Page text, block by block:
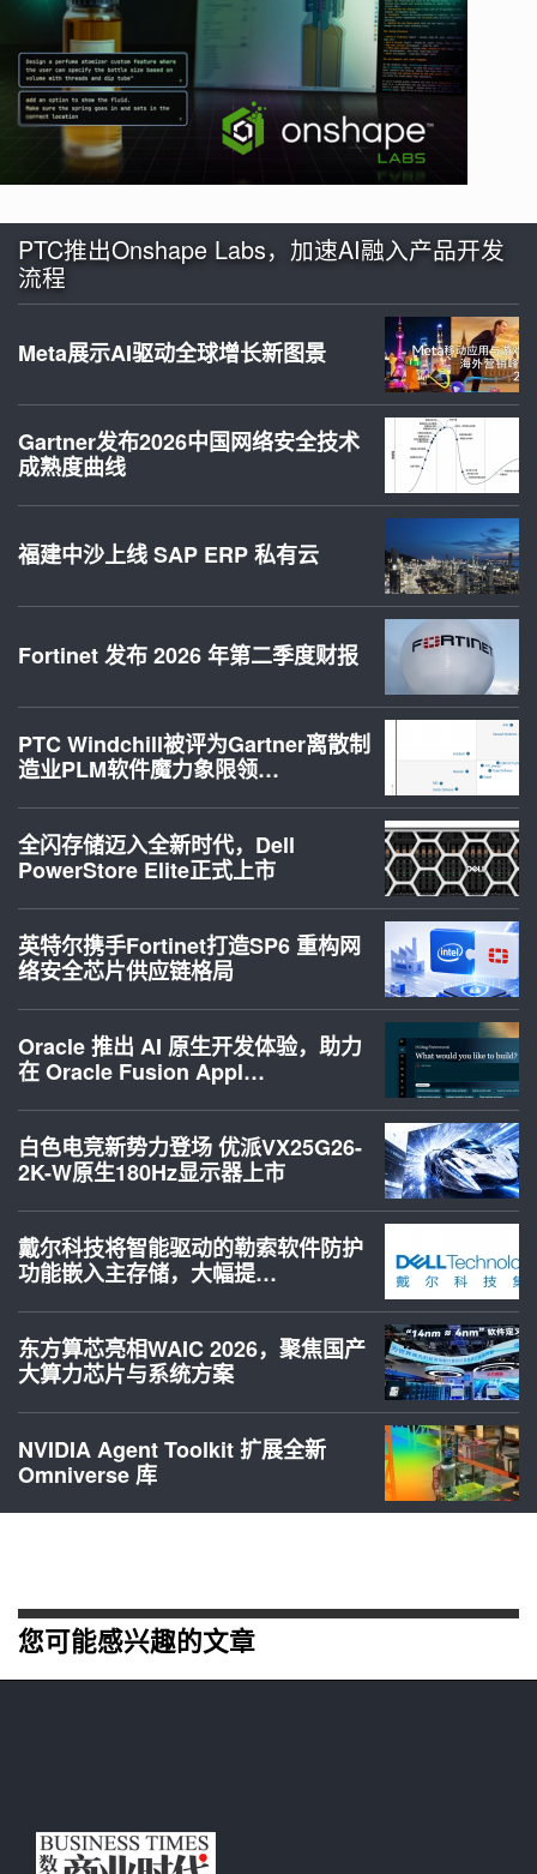
PTC推出Onshape Labs，加速AI融入产品开发
流程
Meta展示AI驱动全球增长新图景
Gartner发布2026中国网络安全技术
成熟度曲线
福建中沙上线 SAP ERP 私有云
Fortinet 发布 2026 年第二季度财报
PTC Windchill被评为Gartner离散制
造业PLM软件魔力象限领…
全闪存储迈入全新时代，Dell
PowerStore Elite正式上市
英特尔携手Fortinet打造SP6 重构网
络安全芯片供应链格局
Oracle 推出 AI 原生开发体验，助力
在 Oracle Fusion Appl…
白色电竞新势力登场 优派VX25G26-
2K-W原生180Hz显示器上市
戴尔科技将智能驱动的勒索软件防护
功能嵌入主存储，大幅提…
东方算芯亮相WAIC 2026，聚焦国产
大算力芯片与系统方案
NVIDIA Agent Toolkit 扩展全新
Omniverse 库
您可能感兴趣的文章